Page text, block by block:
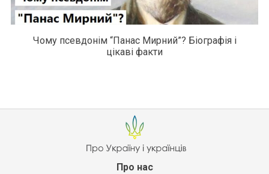
Чому псевдонім “Панас Мирний”? Біографія і
цікаві факти
Про нас